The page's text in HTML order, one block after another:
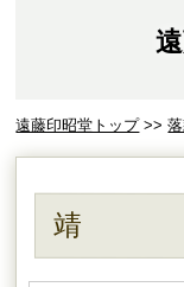
遠藤印昭堂トップ>>
靖